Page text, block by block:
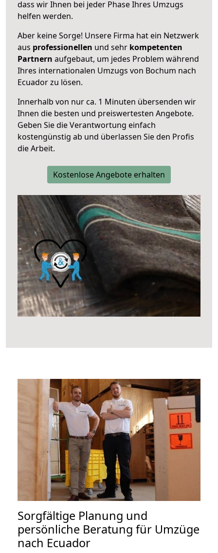
dass wir Ihnen bei jeder Phase Ihres Umzugs
helfen werden.
Aber keine Sorge! Unsere Firma hat ein Netzwerk
aus professionellen und sehr kompetenten
Partnern aufgebaut, um jedes Problem während
Ihres internationalen Umzugs von Bochum nach
Ecuador zu lösen.
Innerhalb von nur ca. 1 Minuten übersenden wir
Ihnen die besten und preiswertesten Angebote.
Geben Sie die Verantwortung einfach
kostengünstig ab und überlassen Sie den Profis
die Arbeit.
Kostenlose Angebote erhalten
Sorgfältige Planung und
persönliche Beratung für Umzüge
nach Ecuador